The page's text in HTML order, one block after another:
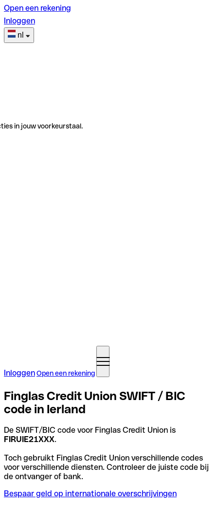
Open een rekening
Inloggen
nl
in jouw voorkeurstaal.
InloggenOpen een rekening
Finglas Credit Union SWIFT / BIC
code in Ierland
De SWIFT/BIC code voor Finglas Credit Union is
FIRUIE21XXX.
Toch gebruikt Finglas Credit Union verschillende codes
voor verschillende diensten. Controleer de juiste code bij
de ontvanger of bank.
Bespaar geld op internationale overschrijvingen